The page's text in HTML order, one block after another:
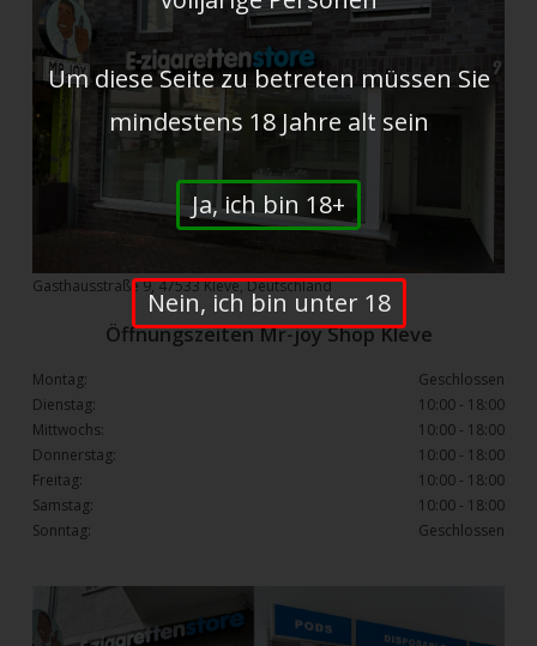
Gasthausstraße 9, 47533 Kleve, Deutschland
Öffnungszeiten Mr-joy Shop Kleve
Montag:
Geschlossen
Dienstag:
10:00 - 18:00
Mittwochs:
10:00 - 18:00
Donnerstag:
10:00 - 18:00
Freitag:
10:00 - 18:00
Samstag:
10:00 - 18:00
Sonntag:
Geschlossen
Um diese Seite zu betreten müssen Sie
mindestens 18 Jahre alt sein
Ja, ich bin 18+
Nein, ich bin unter 18